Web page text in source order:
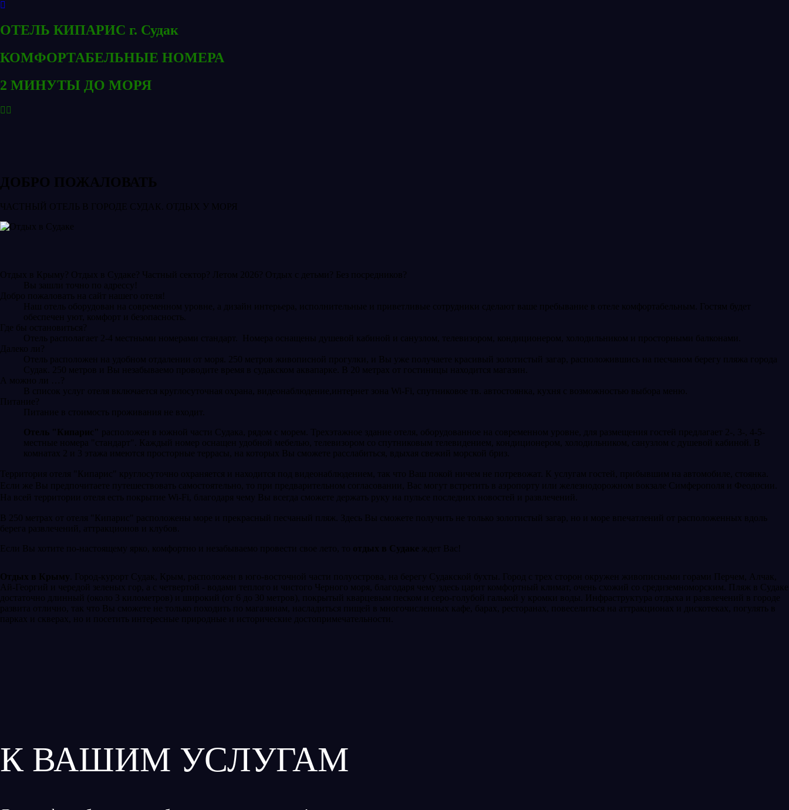
ОТЕЛЬ КИПАРИС г. Судак
КОМФОРТАБЕЛЬНЫЕ НОМЕРА
2 МИНУТЫ ДО МОРЯ
ДОБРО ПОЖАЛОВАТЬ
ЧАСТНЫЙ ОТЕЛЬ В ГОРОДЕ СУДАК. ОТДЫХ У МОРЯ
Отдых в Крыму? Отдых в Судаке? Частный сектор? Летом 2026? Отдых с детьми? Без посредников?
Вы зашли точно по адрессу!
Добро пожаловать на сайт нашего отеля!
Наш отель оборудован на современном уровне, а дизайн интерьера, исполнительные и приветливые сотрудники сделают ваше пребывание в отеле комфортабельным. Гостям будет
обеспечен уют, комфорт и безопасность.
Где бы остановиться?
Отель располагает 2-4 местными номерами стандарт. Номера оснащены душевой кабиной и санузлом, телевизором, кондиционером, холодильником и просторными балконами.
Далеко ли?
Отель расположен на удобном отдалении от моря. 250 метров живописной прогулки, и Вы уже получаете красивый золотистый загар, расположившись на песчаном берегу пляжа города
Судак. 250 метров и Вы незабываемо проводите время в судакском аквапарке. В 20 метрах от гостиницы находится магазин.
А можно ли …?
В список услуг отеля включается круглосуточная охрана, видеонаблюдение,интернет зона Wi-Fi, спутниковое тв. автостоянка, кухня с возможностью выбора меню.
Питание?
Питание в стоимость проживания не входит.
Отель "Кипарис" расположен в южной части Судака, рядом с морем. Трехэтажное здание отеля, оборудованное на современном уровне, для размещения гостей предлагает 2-, 3-, 4-5-
местные номера "стандарт". Каждый номер оснащен удобной мебелью, телевизором со спутниковым телевидением, кондиционером, холодильником, санузлом с душевой кабиной. В
комнатах 2 и 3 этажа имеются просторные террасы, на которых Вы сможете расслабиться, вдыхая свежий морской бриз.
Территория отеля "Кипарис" круглосуточно охраняется и находится под видеонаблюдением, так что Ваш покой ничем не потревожат. К услугам гостей, прибывшим на автомобиле, стоянка.
Если же Вы предпочитаете путешествовать самостоятельно, то при предварительном согласовании, Вас могут встретить в аэропорту или железнодорожном вокзале Симферополя и Феодосии.
На всей территории отеля есть покрытие Wi-Fi, благодаря чему Вы всегда сможете держать руку на пульсе последних новостей и развлечений.
В 250 метрах от отеля "Кипарис" расположены море и прекрасный песчаный пляж. Здесь Вы сможете получить не только золотистый загар, но и море впечатлений от расположенных вдоль
берега развлечений, аттракционов и клубов.
Если Вы хотите по-настоящему ярко, комфортно и незабываемо провести свое лето, то отдых в Судаке ждет Вас!
Отдых в Крыму . Город-курорт Судак, Крым, расположен в юго-восточной части полуострова, на берегу Судакской бухты. Город с трех сторон окружен живописными горами Перчем, Алчак,
Ай-Георгий и чередой зеленых гор, а с четвертой - водами теплого и чистого Черного моря, благодаря чему здесь царит комфортный климат, очень схожий со средиземноморским. Пляж в Судаке
достаточно длинный (около 3 километров) и широкий (от 6 до 30 метров), покрытый кварцевым песком и серо-голубой галькой у кромки воды. Инфраструктура отдыха и развлечений в городе
развита отлично, так что Вы сможете не только походить по магазинам, насладиться пищей в многочисленных кафе, барах, ресторанах, повеселиться на аттракционах и дискотеках, погулять в
парках и скверах, но и посетить интересные природные и исторические достопримечательности.
К ВАШИМ УСЛУГАМ